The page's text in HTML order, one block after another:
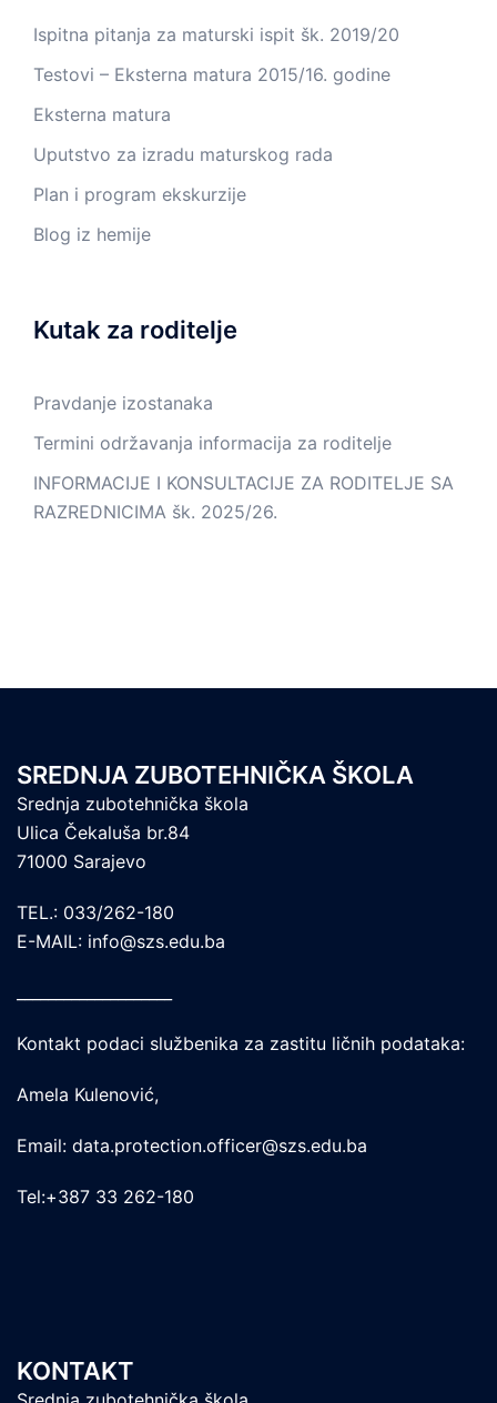
Ispitna pitanja za maturski ispit šk. 2019/20
Testovi – Eksterna matura 2015/16. godine
Eksterna matura
Uputstvo za izradu maturskog rada
Plan i program ekskurzije
Blog iz hemije
Kutak za roditelje
Pravdanje izostanaka
Termini održavanja informacija za roditelje
INFORMACIJE I KONSULTACIJE ZA RODITELJE SA
RAZREDNICIMA šk. 2025/26.
SREDNJA ZUBOTEHNIČKA ŠKOLA
Srednja zubotehnička škola
Ulica Čekaluša br.84
71000 Sarajevo
TEL.: 033/262-180
E-MAIL: info@szs.edu.ba
Kontakt podaci službenika za zastitu ličnih podataka:
Amela Kulenović,
Email: data.protection.officer@szs.edu.ba
Tel:+387 33 262-180
KONTAKT